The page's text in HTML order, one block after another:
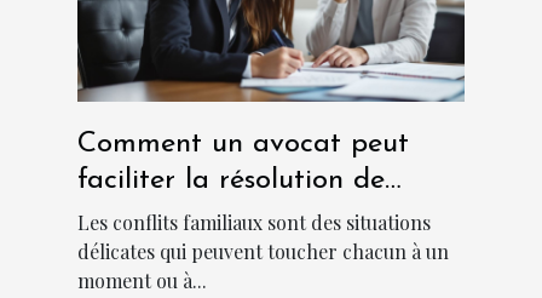
Comment un avocat peut
faciliter la résolution de
conflits familiaux ?
Les conflits familiaux sont des situations
délicates qui peuvent toucher chacun à un
moment ou à...